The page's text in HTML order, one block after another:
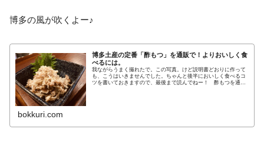
博多の風が吹くよー♪
博多土産の定番「酢もつ」を通販で！よりおいしく食
べるには。
我ながらうまく撮れたで。この写真。けど説明書どおりに作って
も、こうはいきませんでした。ちゃんと後半においしく食べるコ
ツを書いておきますので、最後まで読んでねー！ 酢もつを通販
bokkuri.com